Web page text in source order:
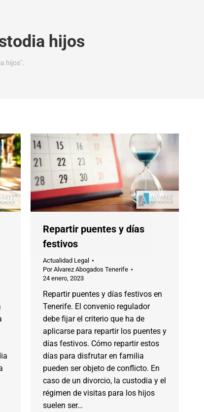
hijos
hijos".
Repartir puentes y días
festivos
Actualidad Legal
PorAlvarez Abogados Tenerife
24 enero, 2023
Repartir puentes y días festivos en
Tenerife. El convenio regulador
debe fijar el criterio que ha de
aplicarse para repartir los puentes y
días festivos. Cómo repartir estos
días para disfrutar en familia
pueden ser objeto de conflicto. En
caso de un divorcio, la custodia y el
régimen de visitas para los hijos
suelen ser…